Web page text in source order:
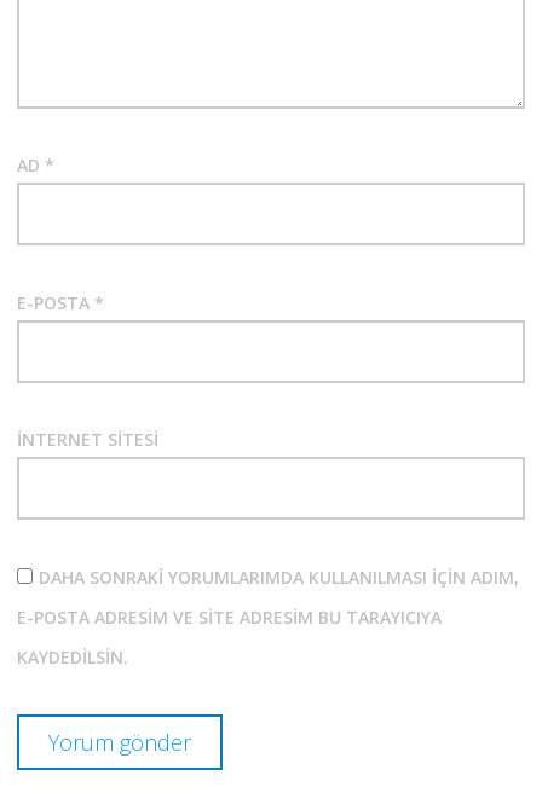
AD *
E-POSTA *
İNTERNET SITESI
DAHA SONRAKI YORUMLARIMDA KULLANILMASI IÇIN ADIM,
E-POSTA ADRESIM VE SITE ADRESIM BU TARAYICIYA
KAYDEDILSIN.